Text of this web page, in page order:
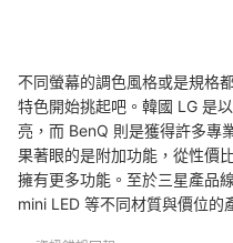
不同螢幕的調色風格或是規格
特色開始挑起吧。韓國 LG 是
亮，而 BenQ 則是獲得許多專
果著眼的是附加功能，從性價
擁有更多功能。至於三星產品
mini LED 等不同材質與價位的